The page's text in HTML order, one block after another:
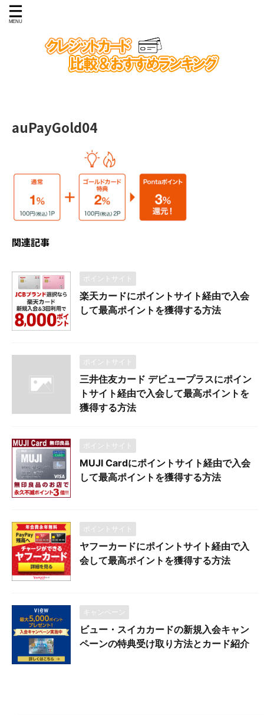
auPayGold04
関連記事
ポイントサイト
楽天カードにポイントサイト経由で入会
して最高ポイントを獲得する方法
ポイントサイト
三井住友カード デビュープラスにポイン
トサイト経由で入会して最高ポイントを
獲得する方法
ポイントサイト
MUJI Cardにポイントサイト経由で入会
して最高ポイントを獲得する方法
ポイントサイト
ヤフーカードにポイントサイト経由で入
会して最高ポイントを獲得する方法
キャンペーン
ビュー・スイカカードの新規入会キャン
ペーンの特典受け取り方法とカード紹介